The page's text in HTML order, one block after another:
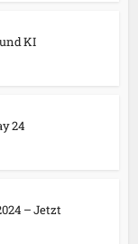
KI
24
– Jetzt